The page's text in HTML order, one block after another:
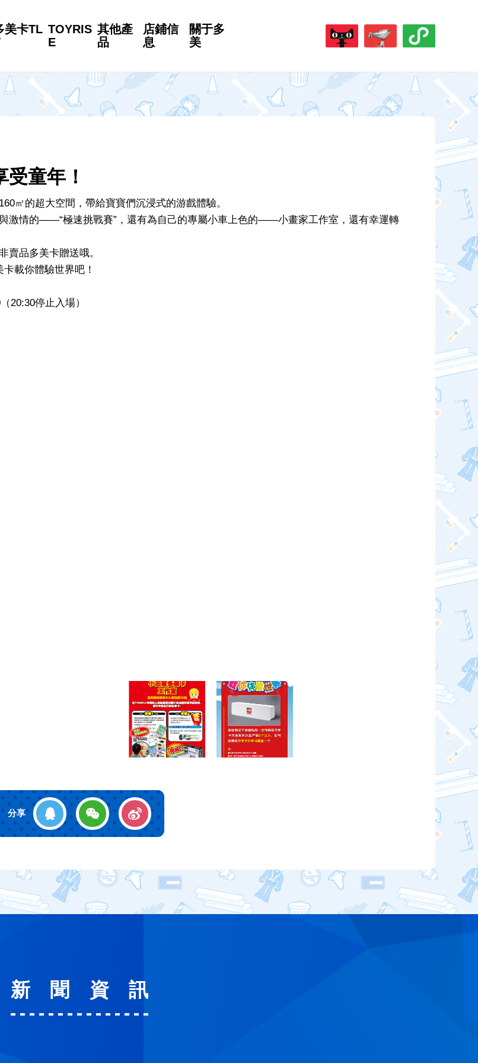
美卡TL TOYRIS
E
其他產
品
店鋪信
息
關于多
美
童年！
㎡的超大空間，帶給寶寶們沉浸式的游戲體驗。
激情的——“極速挑戰賽”，還有為自己的專屬小車上色的——小畫家工作室，還有幸運轉
賣品多美卡贈送哦。
載你體驗世界吧！
20:30停止入場）
分享
新聞資訊